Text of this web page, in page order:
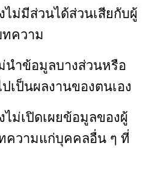
ม่มีส่วนได้ส่วนเสียกับผู้
ความ
นำข้อมูลบางส่วนหรือ
เป็นผลงานของตนเอง
ม่เปิดเผยข้อมูลของผู้
ความแก่บุคคลอื่น ๆ ที่